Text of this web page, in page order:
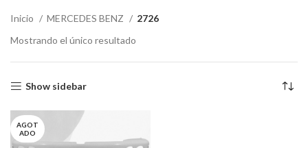
Inicio MERCEDES BENZ
2726
Mostrando el único resultado
Show sidebar
AGOT
ADO